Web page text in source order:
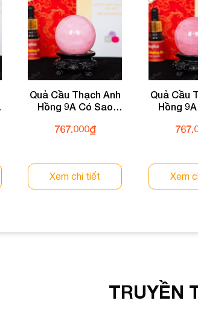
Quả Cầu Thạch Anh
Hồng 9A Có Sao
0,21
767.000₫
Xem chi tiết
Quả Cầu
Hồng
Xem
TRUYỀN